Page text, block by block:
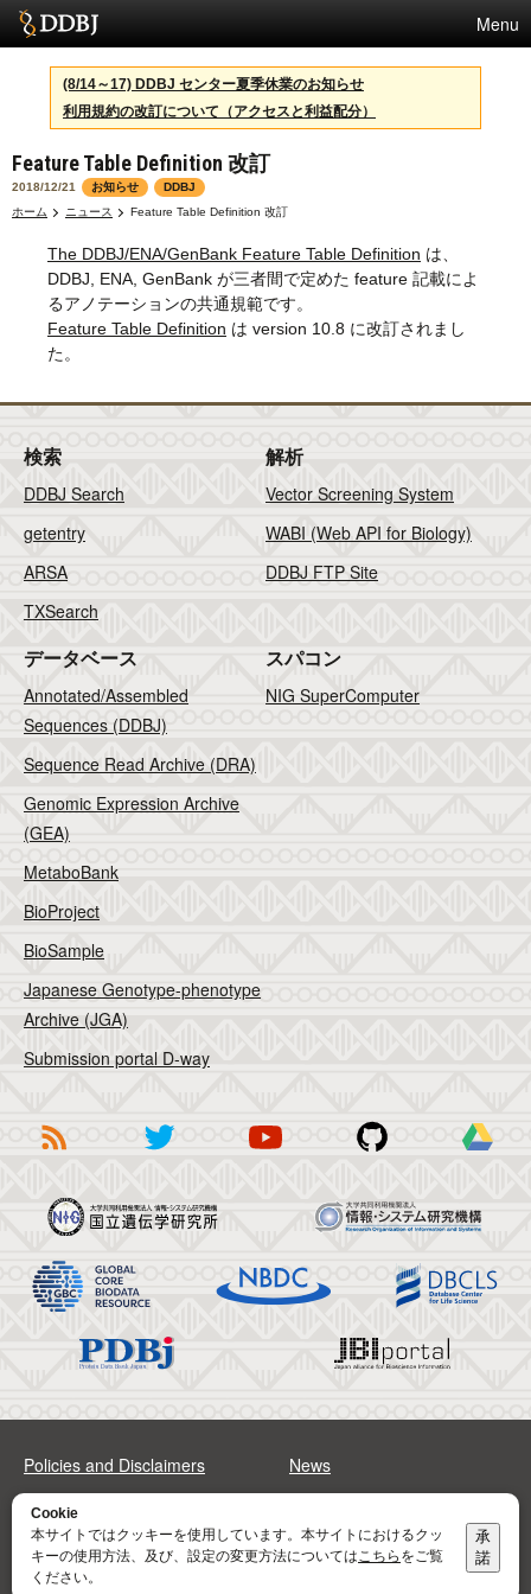
Menu
サービス
スパコン
統計
活動
センターについて
利用規約
問合せ
English
(8/14～17) DDBJ センター夏季休業のお知らせ
利用規約の改訂について（アクセスと利益配分）
Feature Table Definition 改訂
2018/12/21 お知らせ
DDBJ
ホーム
ニュース Feature Table Definition 改訂
The DDBJ/ENA/GenBank Feature Table Definition は、
DDBJ, ENA, GenBank が三者間で定めた feature 記載によ
るアノテーションの共通規範です。
Feature Table Definition は version 10.8 に改訂されまし
た。
検索
DDBJ Search
getentry
ARSA
TXSearch
解析
Vector Screening System
WABI (Web API for Biology)
DDBJ FTP Site
データベース
Annotated/Assembled
Sequences (DDBJ)
Sequence Read Archive (DRA)
Genomic Expression Archive
(GEA)
MetaboBank
BioProject
BioSample
Japanese Genotype-phenotype
Archive (JGA)
Submission portal D-way
スパコン
NIG SuperComputer
Policies and Disclaimers News
FAQs
Address Contact
Cookie
本サイトではクッキーを使用しています。本サイトにおけるクッ
キーの使用方法、及び、設定の変更方法についてはこちら をご覧
ください。
承
諾